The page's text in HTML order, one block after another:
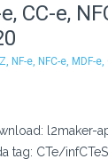
CC-e,
NF-e, NFC-e, MDF-e,
l2maker-
tag: CTe/